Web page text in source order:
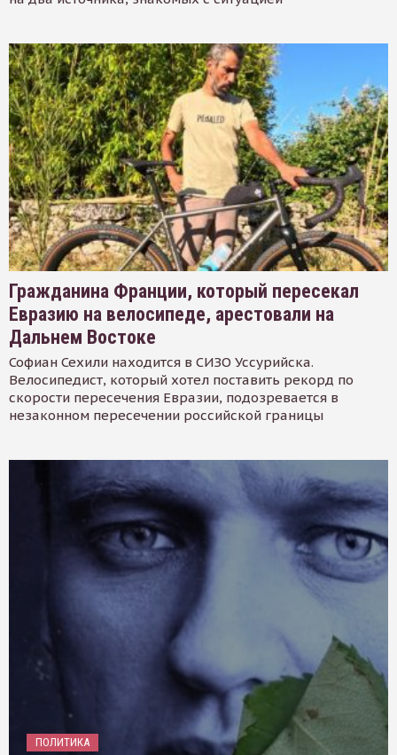
Гражданина Франции, который пересекал
Евразию на велосипеде, арестовали на
Дальнем Востоке
Софиан Сехили находится в СИЗО Уссурийска.
Велосипедист, который хотел поставить рекорд по
скорости пересечения Евразии, подозревается в
незаконном пересечении российской границы
ПОЛИТИКА